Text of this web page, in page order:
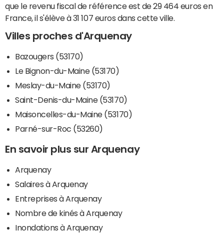
que le revenu fiscal de référence est de 29 464 euros en
France, il s'élève à 31 107 euros dans cette ville.
Villes proches d'Arquenay
Bazougers (53170)
Le Bignon-du-Maine (53170)
Meslay-du-Maine (53170)
Saint-Denis-du-Maine (53170)
Maisoncelles-du-Maine (53170)
Parné-sur-Roc (53260)
En savoir plus sur Arquenay
Arquenay
Salaires à Arquenay
Entreprises à Arquenay
Nombre de kinés à Arquenay
Inondations à Arquenay